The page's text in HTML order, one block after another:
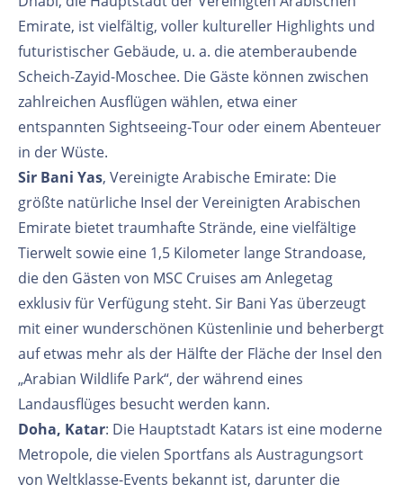
Emirate, ist vielfältig, voller kultureller Highlights und
futuristischer Gebäude, u. a. die atemberaubende
Scheich-Zayid-Moschee. Die Gäste können zwischen
zahlreichen Ausflügen wählen, etwa einer
entspannten Sightseeing-Tour oder einem Abenteuer
in der Wüste.
Sir Bani Yas, Vereinigte Arabische Emirate: Die
größte natürliche Insel der Vereinigten Arabischen
Emirate bietet traumhafte Strände, eine vielfältige
Tierwelt sowie eine 1,5 Kilometer lange Strandoase,
die den Gästen von MSC Cruises am Anlegetag
exklusiv für Verfügung steht. Sir Bani Yas überzeugt
mit einer wunderschönen Küstenlinie und beherbergt
auf etwas mehr als der Hälfte der Fläche der Insel den
„Arabian Wildlife Park“, der während eines
Landausflüges besucht werden kann.
Doha, Katar: Die Hauptstadt Katars ist eine moderne
Metropole, die vielen Sportfans als Austragungsort
von Weltklasse-Events bekannt ist, darunter die